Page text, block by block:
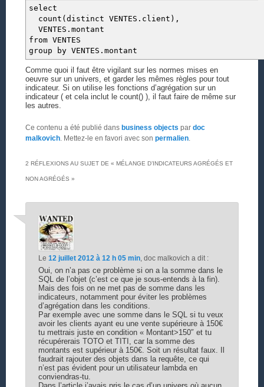
select
count(distinct VENTES.client),
VENTES.montant
from VENTES
group by VENTES.montant
Comme quoi il faut être vigilant sur les normes mises en
oeuvre sur un univers, et garder les mêmes règles pour tout
indicateur. Si on utilise les fonctions d’agrégation sur un
indicateur ( et cela inclut le count() ), il faut faire de même sur
les autres.
Ce contenu a été publié dans business objects par doc
malkovich. Mettez-le en favori avec son permalien.
2 RÉFLEXIONS AU SUJET DE « MÉLANGE D’INDICATEURS AGRÉGÉS ET
NON AGRÉGÉS »
Le 12 juillet 2012 à 12 h 05 min, doc malkovich a dit :
Oui, on n’a pas ce problème si on a la somme dans le
SQL de l’objet (c’est ce que je sous-entends à la fin).
Mais des fois on ne met pas de somme dans les
indicateurs, notamment pour éviter les problèmes
d’agrégation dans les conditions.
Par exemple avec une somme dans le SQL si tu veux
avoir les clients ayant eu une vente supérieure à 150€
tu mettrais juste en condition « Montant>150″ et tu
récupérerais TOTO et TITI, car la somme des
montants est supérieur à 150€. Soit un résultat faux. Il
faudrait rajouter des objets dans la requête, ce qui
n’est pas évident pour un utilisateur lambda en
conviendras-tu.